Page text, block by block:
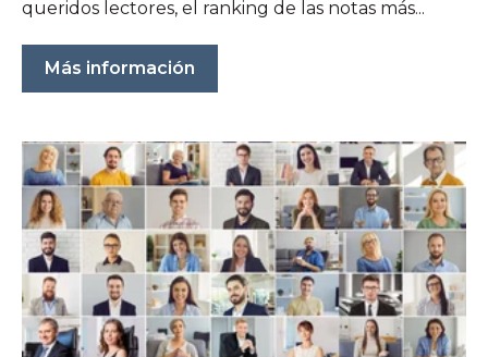
queridos lectores, el ranking de las notas más...
Más información